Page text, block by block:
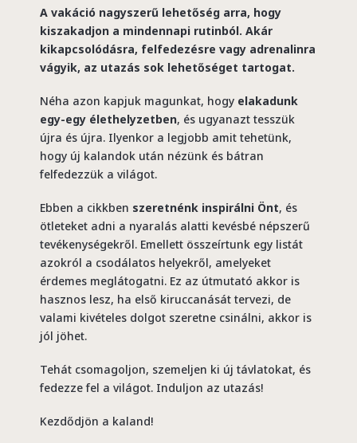
A vakáció nagyszerű lehetőség arra, hogy
kiszakadjon a mindennapi rutinból. Akár
kikapcsolódásra, felfedezésre vagy adrenalinra
vágyik, az utazás sok lehetőséget tartogat.
Néha azon kapjuk magunkat, hogy elakadunk
egy-egy élethelyzetben, és ugyanazt tesszük
újra és újra. Ilyenkor a legjobb amit tehetünk,
hogy új kalandok után nézünk és bátran
felfedezzük a világot.
Ebben a cikkben szeretnénk inspirálni Önt, és
ötleteket adni a nyaralás alatti kevésbé népszerű
tevékenységekről. Emellett összeírtunk egy listát
azokról a csodálatos helyekről, amelyeket
érdemes meglátogatni. Ez az útmutató akkor is
hasznos lesz, ha első kiruccanását tervezi, de
valami kivételes dolgot szeretne csinálni, akkor is
jól jöhet.
Tehát csomagoljon, szemeljen ki új távlatokat, és
fedezze fel a világot. Induljon az utazás!
Kezdődjön a kaland!